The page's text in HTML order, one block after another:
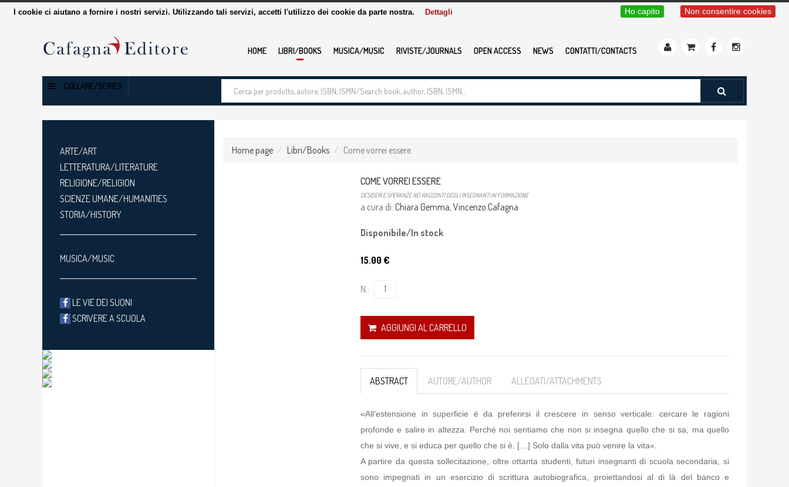
HOME LIBRI/BOOKS MUSICA/MUSIC RIVISTE/JOURNALS OPEN ACCESS NEWS CONTATTI/CONTACTS
COLLANE/SERIES
Cerca
tra
Home page
Libri/Books Come vorrei essere
COME VORREI ESSERE
DESIDERI E SPERANZE NEI RACCONTI DEGLI INSEGNANTI IN FORMAZIONE
a cura di: Chiara Gemma, Vincenzo Cafagna
Disponibile/In stock
15.00 €
N.:
AGGIUNGI AL CARRELLO
ABSTRACT AUTORE/AUTHOR ALLEGATI/ATTACHMENTS
«All’estensione in superficie è da preferirsi il crescere in senso verticale: cercare le ragioni
profonde e salire in altezza. Perché noi sentiamo che non si insegna quello che si sa, ma quello
che si vive, e si educa per quello che si è. […] Solo dalla vita può venire la vita».
A partire da questa sollecitazione, oltre ottanta studenti, futuri insegnanti di scuola secondaria, si
sono impegnati in un esercizio di scrittura autobiografica, proiettandosi al di là del banco e
ARTE/ART
LETTERATURA/LITERATURE
RELIGIONE/RELIGION
SCIENZE UMANE/HUMANITIES
STORIA/HISTORY
MUSICA/MUSIC
LE VIE DEI SUONI
SCRIVERE A SCUOLA
I cookie ci aiutano a fornire i nostri servizi. Utilizzando tali servizi, accetti l'utilizzo dei cookie da parte nostra. Dettagli Non consentire cookies
Ho capito